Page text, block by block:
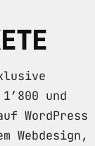
und
WordPress
Webdesign,